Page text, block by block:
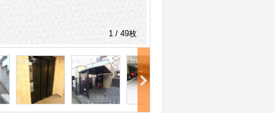
1 / 49枚